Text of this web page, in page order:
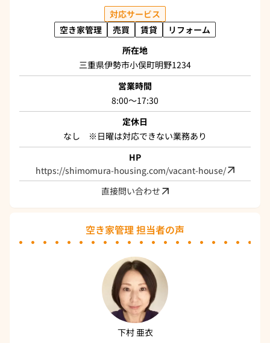
対応サービス
空き家管理
売買 賃貸
リフォーム
所在地
三重県伊勢市小俣町明野1234
営業時間
8:00～17:30
定休日
なし ※日曜は対応できない業務あり
HP
https://shimomura-housing.com/vacant-house/
直接問い合わせ
空き家管理 担当者の声
下村 亜衣